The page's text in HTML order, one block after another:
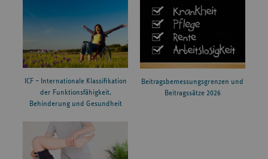
ICF – Internationale Klassifikation
der Funktionsfähigkeit,
Behinderung und Gesundheit
Beitragsbemessungsgrenzen und
Beitragssätze 2026